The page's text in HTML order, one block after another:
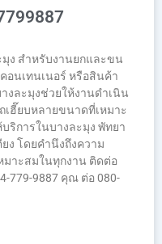
ง สำหรับงานยกและขน
อนเทนเนอร์ หรือสินค้า
งละมุงช่วยให้งานดำเนิน
เฮี๊ยบหลายขนาดที่เหมาะ
ริการในบางละมุง พัทยา
ง โดยคำนึงถึงความ
มาะสมในทุกงาน ติดต่อ
779-9887 คุณ ต่อ 080-